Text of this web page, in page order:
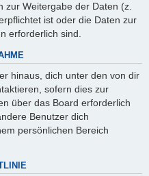
zur Weitergabe der Daten (z.
ist oder die Daten zur
erforderlich sind.
hinaus, dich unter den von dir
sofern dies zur
über das Board erforderlich
Benutzer dich
persönlichen Bereich